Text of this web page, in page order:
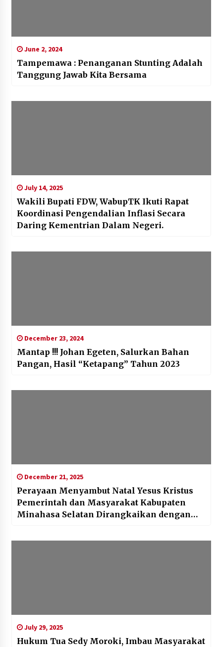
June 2, 2024
Tampemawa : Penanganan Stunting Adalah
Tanggung Jawab Kita Bersama
July 14, 2025
Wakili Bupati FDW, WabupTK Ikuti Rapat
Koordinasi Pengendalian Inflasi Secara
Daring Kementrian Dalam Negeri.
December 23, 2024
Mantap !!! Johan Egeten, Salurkan Bahan
Pangan, Hasil “Ketapang” Tahun 2023
December 21, 2025
Perayaan Menyambut Natal Yesus Kristus
Pemerintah dan Masyarakat Kabupaten
Minahasa Selatan Dirangkaikan dengan
Utara
July 29, 2025
Hukum Tua Sedy Moroki, Imbau Masyarakat